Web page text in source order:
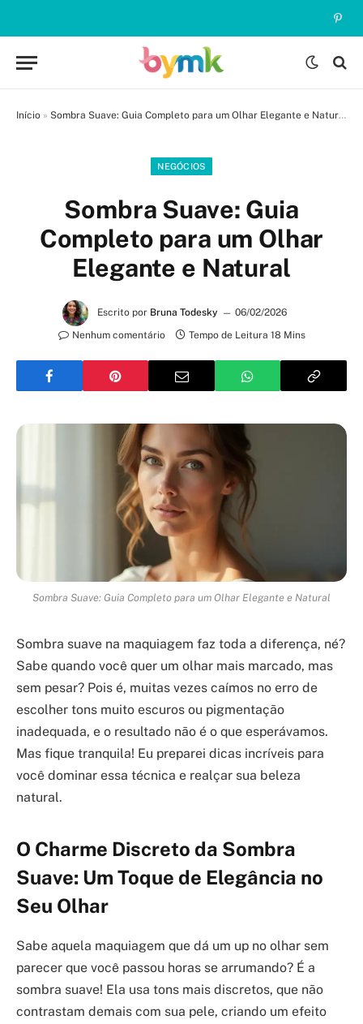
Início » Sombra Suave: Guia Completo para um Olhar Elegante e Natural
NEGÓCIOS
Sombra Suave: Guia
Completo para um Olhar
Elegante e Natural
Escrito por Bruna Todesky
06/02/2026
Nenhum comentário
Tempo de Leitura 18 Mins
Sombra Suave: Guia Completo para um Olhar Elegante e Natural
Sombra suave na maquiagem faz toda a diferença, né?
Sabe quando você quer um olhar mais marcado, mas
sem pesar? Pois é, muitas vezes caímos no erro de
escolher tons muito escuros ou pigmentação
inadequada, e o resultado não é o que esperávamos.
Mas fique tranquila! Eu preparei dicas incríveis para
você dominar essa técnica e realçar sua beleza
natural.
O Charme Discreto da Sombra
Suave: Um Toque de Elegância no
Seu Olhar
Sabe aquela maquiagem que dá um up no olhar sem
parecer que você passou horas se arrumando? É a
sombra suave! Ela usa tons mais discretos, que não
contrastam demais com sua pele, criando um efeito